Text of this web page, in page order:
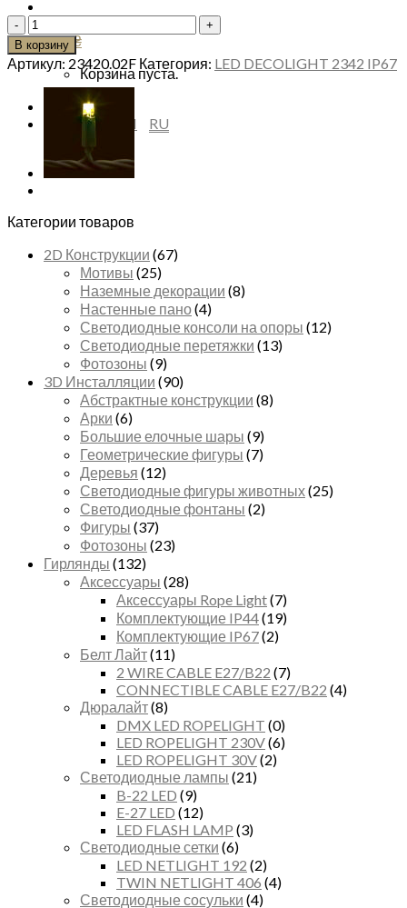
0.00₴
Корзина пуста.
UK EN RU
Количество
товара
Светодиодные
гирлянды
LED
DECOLIGHT
23420.02F
В корзину
Артикул: 23420.02F Категория: LED DECOLIGHT 2342 IP67
Категории товаров
2D Конструкции (67)
Мотивы (25)
Наземные декорации (8)
Настенные пано(4)
Светодиодные консоли на опоры (12)
Светодиодные перетяжки (13)
Фотозоны (9)
3D Инсталляции (90)
Абстрактные конструкции (8)
Арки (6)
Большие елочные шары (9)
Геометрические фигуры (7)
Деревья (12)
Светодиодные фигуры животных(25)
Светодиодные фонтаны (2)
Фигуры (37)
Фотозоны (23)
Гирлянды (132)
Аксессуары (28)
Аксессуары Rope Light(7)
Комплектующие IP44(19)
Комплектующие IP67(2)
Белт Лайт(11)
2 WIRE CABLE E27/B22 (7)
CONNECTIBLE CABLE E27/B22 (4)
Дюралайт(8)
DMX LED ROPELIGHT (0)
LED ROPELIGHT 230V(6)
LED ROPELIGHT 30V(2)
Светодиодные лампы (21)
B-22 LED (9)
E-27 LED (12)
LED FLASH LAMP (3)
Светодиодные сетки (6)
LED NETLIGHT 192 (2)
TWIN NETLIGHT 406 (4)
Светодиодные сосульки (4)